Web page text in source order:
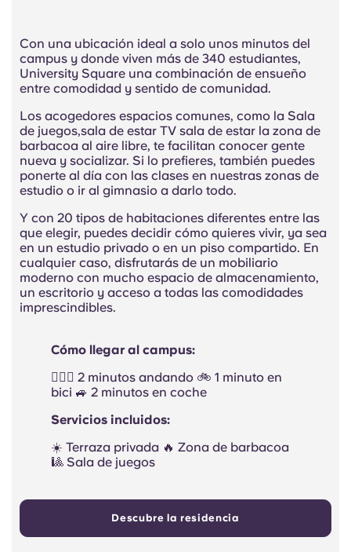
Con una ubicación ideal a solo unos minutos del
campus y donde viven más de 340 estudiantes,
University Square una combinación de ensueño
entre comodidad y sentido de comunidad.
Los acogedores espacios comunes, como la Sala
de juegos,sala de estar TV sala de estar la zona de
barbacoa al aire libre, te facilitan conocer gente
nueva y socializar. Si lo prefieres, también puedes
ponerte al día con las clases en nuestras zonas de
estudio o ir al gimnasio a darlo todo.
Y con 20 tipos de habitaciones diferentes entre las
que elegir, puedes decidir cómo quieres vivir, ya sea
en un estudio privado o en un piso compartido. En
cualquier caso, disfrutarás de un mobiliario
moderno con mucho espacio de almacenamiento,
un escritorio y acceso a todas las comodidades
imprescindibles.
Cómo llegar al campus:
🚶🏻‍♂️ 2 minutos andando 🚲 1 minuto en
bici 🚙 2 minutos en coche
Servicios incluidos:
☀️ Terraza privada 🔥 Zona de barbacoa
🎱 Sala de juegos
Descubre la residencia